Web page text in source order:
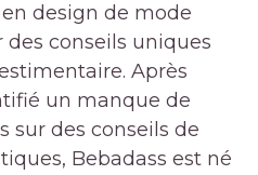
design de mode
des conseils uniques
Après
un manque de
sur des conseils de
Bebadass est né